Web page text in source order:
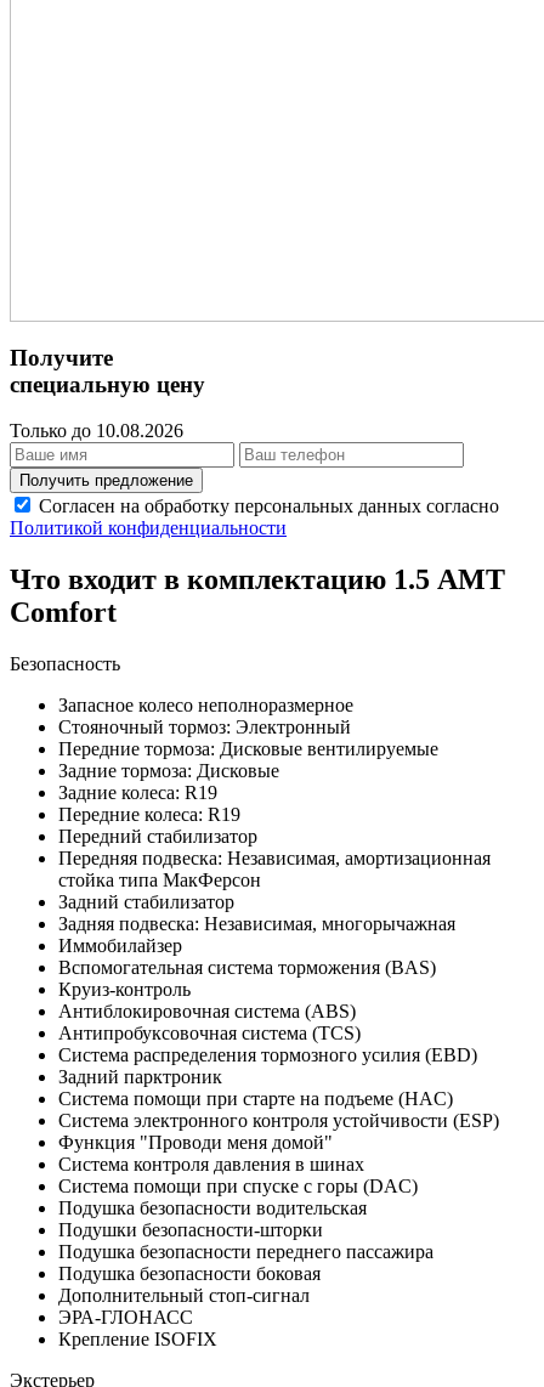
Получите
специальную цену
Только до 10.08.2026
Получить предложение
Согласен на обработку персональных данных согласно
Политикой конфиденциальности
Что входит в комплектацию 1.5 AMT
Comfort
Безопасность
Запасное колесо неполноразмерное
Стояночный тормоз: Электронный
Передние тормоза: Дисковые вентилируемые
Задние тормоза: Дисковые
Задние колеса: R19
Передние колеса: R19
Передний стабилизатор
Передняя подвеска: Независимая, амортизационная
стойка типа МакФерсон
Задний стабилизатор
Задняя подвеска: Независимая, многорычажная
Иммобилайзер
Вспомогательная система торможения (BAS)
Круиз-контроль
Антиблокировочная система (ABS)
Антипробуксовочная система (TCS)
Система распределения тормозного усилия (EBD)
Задний парктроник
Система помощи при старте на подъеме (HAC)
Система электронного контроля устойчивости (ESP)
Функция "Проводи меня домой"
Система контроля давления в шинах
Система помощи при спуске с горы (DAC)
Подушка безопасности водительская
Подушки безопасности-шторки
Подушка безопасности переднего пассажира
Подушка безопасности боковая
Дополнительный стоп-сигнал
ЭРА-ГЛОНАСС
Крепление ISOFIX
Экстерьер